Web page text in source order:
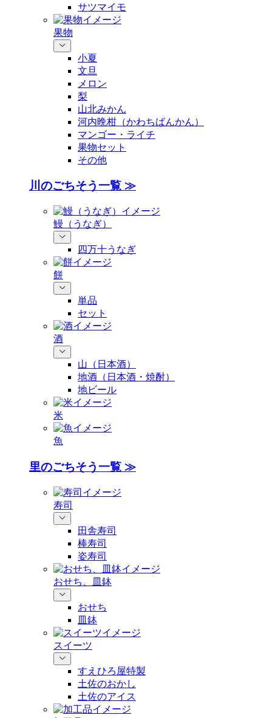
サツマイモ
果物
小夏
文旦
メロン
梨
山北みかん
河内晩柑（かわちばんかん）
マンゴー・ライチ
果物セット
その他
川のごちそう一覧 ≫
鰻（うなぎ）
四万十うなぎ
餅
単品
セット
酒
山（日本酒）
地酒（日本酒・焼酎）
地ビール
米
魚
里のごちそう一覧 ≫
寿司
田舎寿司
棒寿司
姿寿司
おせち、皿鉢
おせち
皿鉢
スイーツ
すえひろ屋特製
土佐のおかし
土佐のアイス